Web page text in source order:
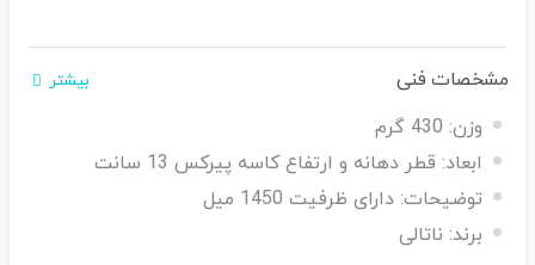
مشخصات فنی بیشتر
وزن: 430 گرم
ابعاد: قطر دهانه و ارتفاع کاسه پیرکس 13 سانت
توضیحات: دارای ظرفیت 1450 میل
برند: ناتالی